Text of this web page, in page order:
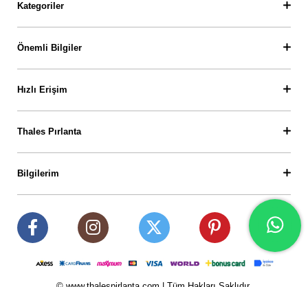
Kategoriler
Önemli Bilgiler
Hızlı Erişim
Thales Pırlanta
Bilgilerim